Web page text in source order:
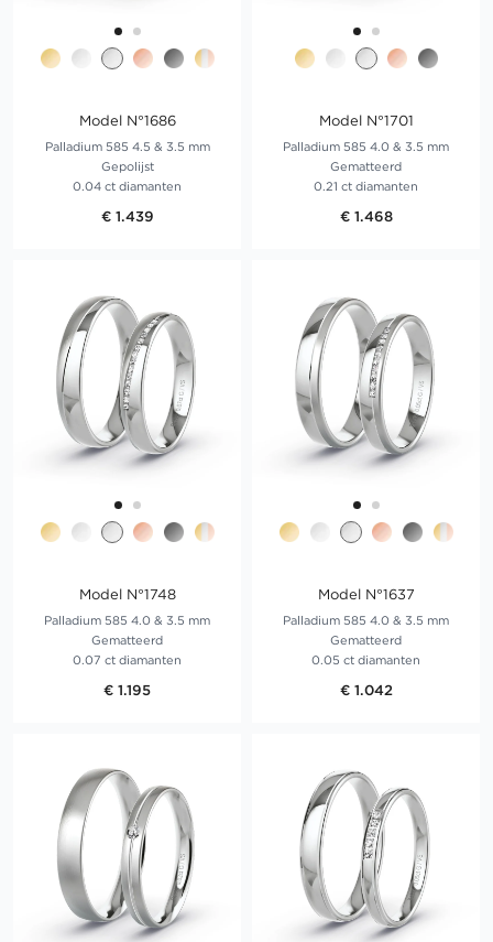
Model N°1686
Palladium 585 4.5 & 3.5 mm
Gepolijst
0.04 ct diamanten
€ 1.439
Model N°1701
Palladium 585 4.0 & 3.5 mm
Gematteerd
0.21 ct diamanten
€ 1.468
Model N°1748
Palladium 585 4.0 & 3.5 mm
Gematteerd
0.07 ct diamanten
€ 1.195
Model N°1637
Palladium 585 4.0 & 3.5 mm
Gematteerd
0.05 ct diamanten
€ 1.042